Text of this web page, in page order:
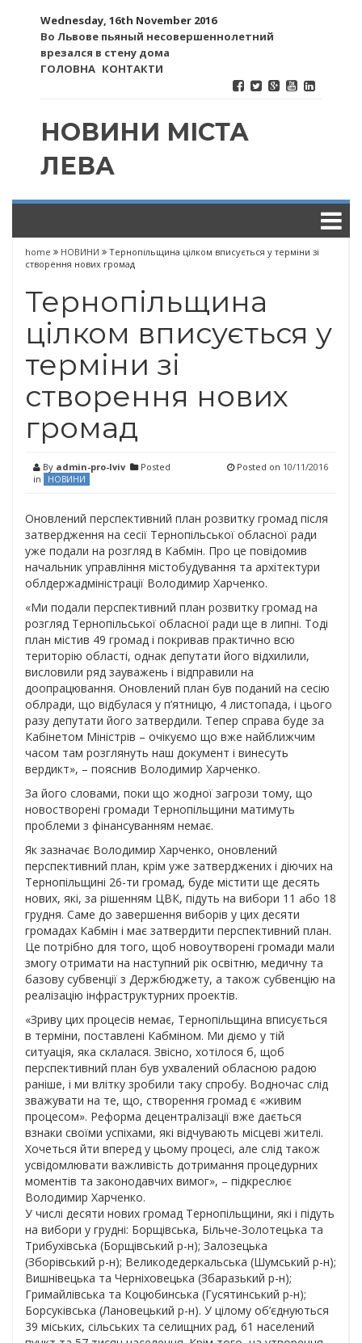
Wednesday, 16th November 2016
Во Львове пьяный несовершеннолетний
врезался в стену дома
ГОЛОВНА КОНТАКТИ
НОВИНИ МІСТА
ЛЕВА
home НОВИНИ
Тернопільщина цілком вписується у терміни зі
створення нових громад
Тернопільщина
цілком вписується у
терміни зі
створення нових
громад
By admin-pro-lviv
Posted
in
НОВИНИ
Posted on 10/11/2016
Оновлений перспективний план розвитку громад після
затвердження на сесії Тернопільської обласної ради
уже подали на розгляд в Кабмін. Про це повідомив
начальник управління містобудування та архітектури
облдержадміністрації Володимир Харченко.
«Ми подали перспективний план розвитку громад на
розгляд Тернопільської обласної ради ще в липні. Тоді
план містив 49 громад і покривав практично всю
територію області, однак депутати його відхилили,
висловили ряд зауважень і відправили на
доопрацювання. Оновлений план був поданий на сесію
облради, що відбулася у п’ятницю, 4 листопада, і цього
разу депутати його затвердили. Тепер справа буде за
Кабінетом Міністрів – очікуємо що вже найближчим
часом там розглянуть наш документ і винесуть
вердикт», – пояснив Володимир Харченко.
За його словами, поки що жодної загрози тому, що
новостворені громади Тернопільщини матимуть
проблеми з фінансуванням немає.
Як зазначає Володимир Харченко, оновлений
перспективний план, крім уже затверджених і діючих на
Тернопільщині 26-ти громад, буде містити ще десять
нових, які, за рішенням ЦВК, підуть на вибори 11 або 18
грудня. Саме до завершення виборів у цих десяти
громадах Кабмін і має затвердити перспективний план.
Це потрібно для того, щоб новоутворені громади мали
змогу отримати на наступний рік освітню, медичну та
базову субвенції з Держбюджету, а також субвенцію на
реалізацію інфраструктурних проектів.
«Зриву цих процесів немає, Тернопільщина вписується
в терміни, поставлені Кабміном. Ми діємо у тій
ситуація, яка склалася. Звісно, хотілося б, щоб
перспективний план був ухвалений обласною радою
раніше, і ми влітку зробили таку спробу. Водночас слід
зважувати на те, що, створення громад є «живим
процесом». Реформа децентралізації вже дається
взнаки своїми успіхами, які відчувають місцеві жителі.
Хочеться йти вперед у цьому процесі, але слід також
усвідомлювати важливість дотримання процедурних
моментів та законодавчих вимог», – підкреслює
Володимир Харченко.
У числі десяти нових громад Тернопільщини, які і підуть
на вибори у грудні: Борщівська, Більче-Золотецька та
Трибухівська (Борщівський р-н); Залозецька
(Зборівський р-н); Великодедеркальська (Шумський р-н);
Вишнівецька та Черніховецька (Збаразький р-н);
Гримайлівська та Коцюбинська (Гусятинський р-н);
Борсуківська (Лановецький р-н). У цілому об’єднуються
39 міських, сільських та селищних рад, 61 населений